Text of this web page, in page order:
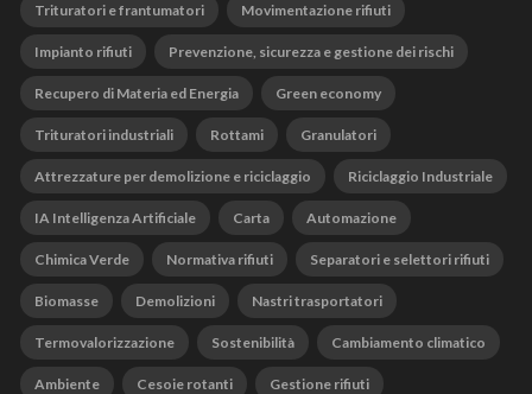
Trituratori e frantumatori Movimentazione rifiuti
Impianto rifiuti Prevenzione, sicurezza e gestione dei rischi
Recupero di Materia ed Energia Green economy
Trituratori industriali Rottami Granulatori
Attrezzature per demolizione e riciclaggio Riciclaggio Industriale
IA Intelligenza Artificiale Carta Automazione
Chimica Verde Normativa rifiuti Separatori e selettori rifiuti
Biomasse Demolizioni Nastri trasportatori
Termovalorizzazione Sostenibilità Cambiamento climatico
Ambiente Cesoie rotanti Gestione rifiuti